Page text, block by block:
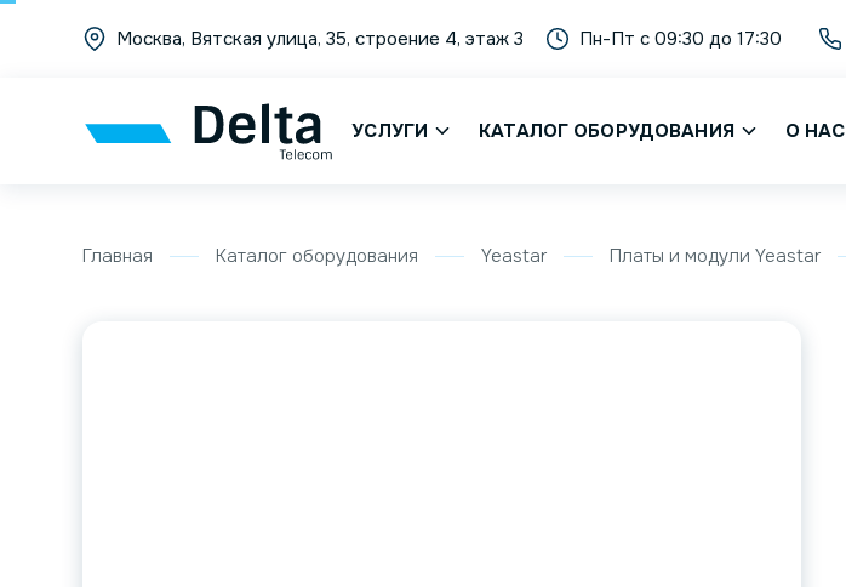
Москва, Вятская улица, 35, строение 4, этаж 3 Пн-Пт с 09:30 до 17:30
УСЛУГИ КАТАЛОГ ОБОРУДОВАНИЯ О НАС
Главная Каталог оборудования Yeastar Платы и модули Yeastar